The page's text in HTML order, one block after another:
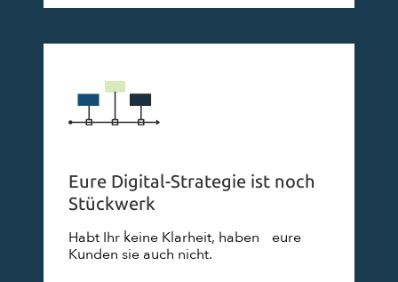
Eure Digital-Strategie ist noch
Stückwerk
Habt Ihr keine Klarheit, haben eure
Kunden sie auch nicht.